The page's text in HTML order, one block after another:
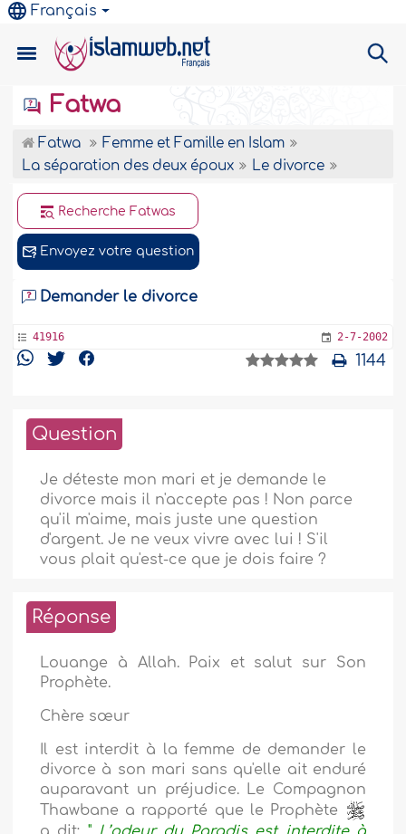
Français
Fatwa
Fatwa
Femme et Famille en Islam
La séparation des deux époux
Le divorce
Recherche Fatwas
Envoyez votre question
Demander le divorce
41916 2-7-2002
1144
Question
Je déteste mon mari et je demande le
divorce mais il n'accepte pas ! Non parce
qu'il m'aime, mais juste une question
d'argent. Je ne veux vivre avec lui ! S'il
vous plait qu'est-ce que je dois faire ?
Réponse
Louange à Allah. Paix et salut sur Son
Prophète.
Chère sœur
Il est interdit à la femme de demander le
divorce à son mari sans qu'elle ait enduré
auparavant un préjudice. Le Compagnon
Thawbane a rapporté que le Prophète